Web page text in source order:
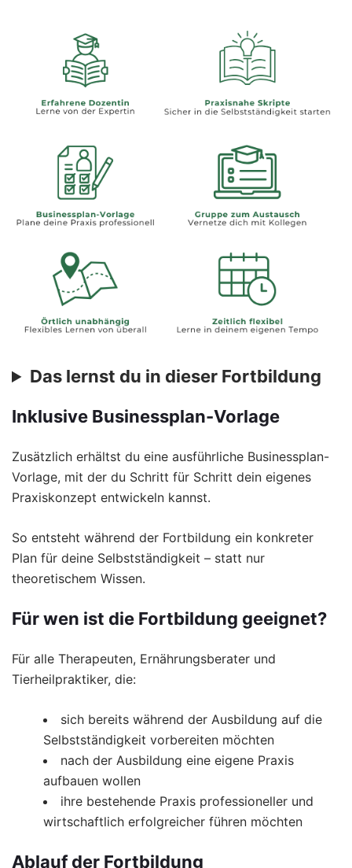
Das lernst du in dieser Fortbildung
Inklusive Businessplan-Vorlage
Zusätzlich erhältst du eine ausführliche Businessplan-
Vorlage, mit der du Schritt für Schritt dein eigenes
Praxiskonzept entwickeln kannst.
So entsteht während der Fortbildung ein konkreter
Plan für deine Selbstständigkeit – statt nur
theoretischem Wissen.
Für wen ist die Fortbildung geeignet?
Für alle Therapeuten, Ernährungsberater und
Tierheilpraktiker, die:
sich bereits während der Ausbildung auf die
Selbstständigkeit vorbereiten möchten
nach der Ausbildung eine eigene Praxis
aufbauen wollen
ihre bestehende Praxis professioneller und
wirtschaftlich erfolgreicher führen möchten
Ablauf der Fortbildung